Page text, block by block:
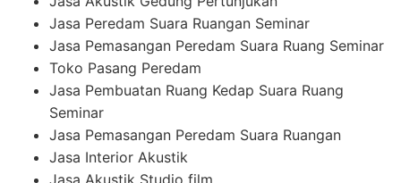
Jasa Peredam Suara Ruangan Seminar
Jasa Pemasangan Peredam Suara Ruang Seminar
Toko Pasang Peredam
Jasa Pembuatan Ruang Kedap Suara Ruang
Seminar
Jasa Pemasangan Peredam Suara Ruangan
Jasa Interior Akustik